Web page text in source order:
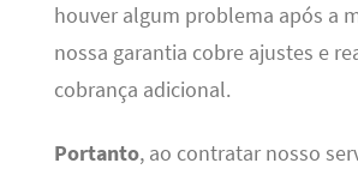
houver algum problema após a
nossa garantia cobre ajustes e
cobrança adicional.
Portanto, ao contratar nosso